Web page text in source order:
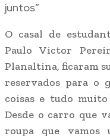
juntos”
O casal de
Paulo Victor
Planaltina, ficaram
reservados para o
coisas e tudo
Desde o carro que
roupa que vamos